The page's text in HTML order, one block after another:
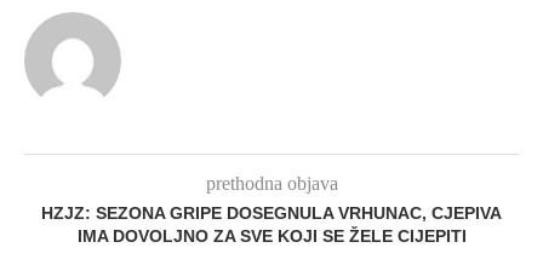
prethodna objava
HZJZ: SEZONA GRIPE DOSEGNULA VRHUNAC, CJEPIVA
IMA DOVOLJNO ZA SVE KOJI SE ŽELE CIJEPITI